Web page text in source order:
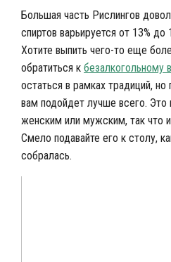
Большая часть Рислингов
спиртов варьируется от 13%
Хотите выпить чего-то еще
обратиться к безалкогольному
остаться в рамках традиций,
вам подойдет лучше всего. Это
женским или мужским, так что
Смело подавайте его к столу,
собралась.